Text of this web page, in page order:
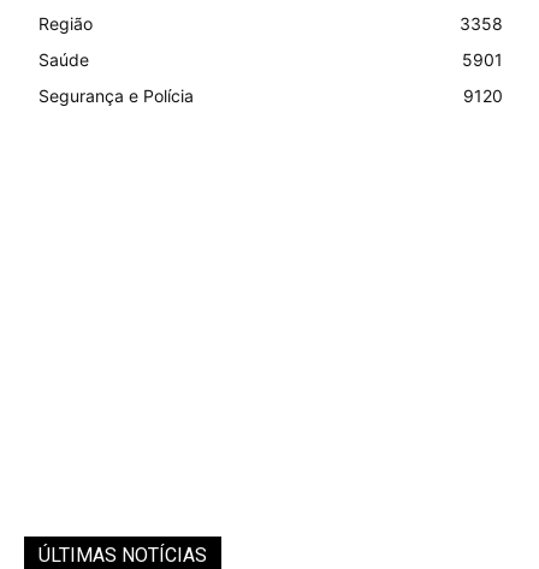
Região
3358
Saúde
5901
Segurança e Polícia
9120
ÚLTIMAS NOTÍCIAS